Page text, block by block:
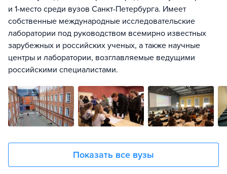
и 1-место среди вузов Санкт-Петербурга. Имеет
собственные международные исследовательские
лаборатории под руководством всемирно известных
зарубежных и российских ученых, а также научные
центры и лаборатории, возглавляемые ведущими
российскими специалистами.
Показать все вузы